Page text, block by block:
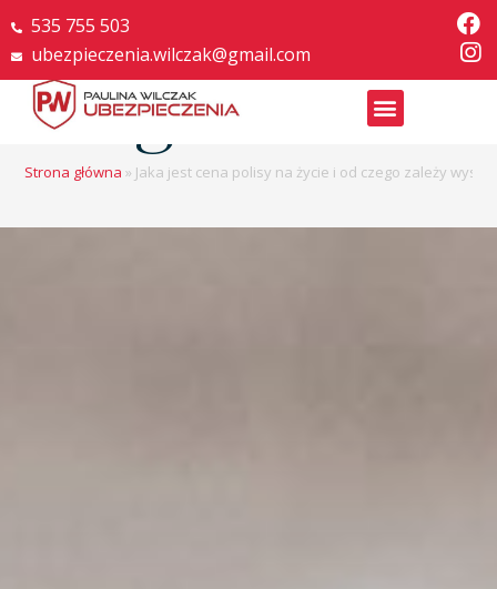
535 755 503
ubezpieczenia.wilczak@gmail.com
Blog
Strona główna » Jaka jest cena polisy na życie i od czego zależy